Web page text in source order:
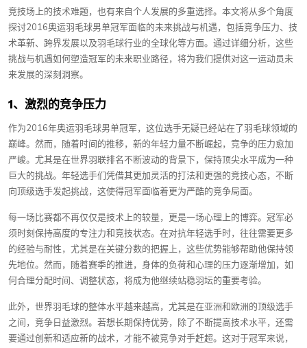
竞技场上的技术难题，也有来自个人发展的多重选择。本文将从多个角度
探讨2016奥运羽毛球男单冠军面临的未来挑战与机遇，包括竞争压力、技
术革新、跨界发展以及羽毛球行业的全球化等方面。通过详细分析，这些
挑战与机遇如何塑造冠军的未来职业路径，将为我们提供对这一运动员未
来发展的深刻洞察。
1、激烈的竞争压力
作为2016年奥运羽毛球男单冠军，这位选手无疑已经站在了羽毛球领域的
巅峰。然而，随着时间的推移，新的年轻力量不断崛起，竞争的压力愈加
严峻。尤其是在世界羽联排名不断波动的背景下，保持顶尖水平成为一种
巨大的挑战。年轻选手们凭借其更加灵活的打法和更强的竞技心态，不断
向顶级选手发起挑战，这使得冠军面临着更为严酷的竞争局面。
每一场比赛都不再仅仅是技术上的较量，更是一场心理上的博弈。冠军必
须时刻保持高度的专注力和竞技状态。在对抗年轻选手时，往往需要更多
的经验与耐性，尤其是在关键分数的把握上，这些优势能够帮助他保持领
先地位。然而，随着赛季的推进，身体的负荷和心理的压力逐渐增加，如
何合理分配时间、调整状态，将成为他继续站稳羽坛的重要考验。
此外，世界羽毛球的整体水平越来越高，尤其是在亚洲和欧洲的顶级选手
之间，竞争日益激烈。若想长期保持优势，除了不断提高技术水平，还需
要通过创新和适应新的战术，才能不被竞争对手赶超。这对于冠军来说，